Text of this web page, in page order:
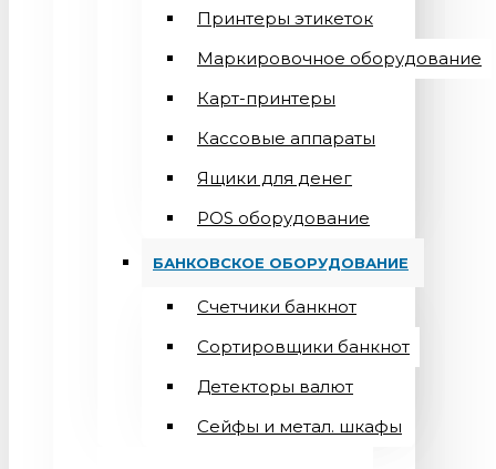
Принтеры этикеток
Маркировочное оборудование
Карт-принтеры
Кассовые аппараты
Ящики для денег
POS оборудование
БАНКОВСКОЕ ОБОРУДОВАНИЕ
Счетчики банкнот
Сортировщики банкнот
Детекторы валют
Сейфы и метал. шкафы